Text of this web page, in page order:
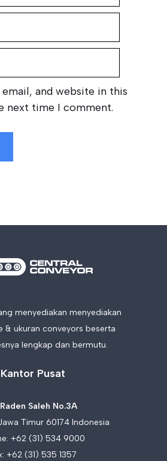
email, and website in this
next time I comment.
menyediakan menyediakan
& ukuran conveyors beserta
lengkap dan bermutu.
Kantor Pusat
Saleh No.3A
Timur 60174 Indonesia
+62 (31) 534 9000
+62 (31) 535 1357